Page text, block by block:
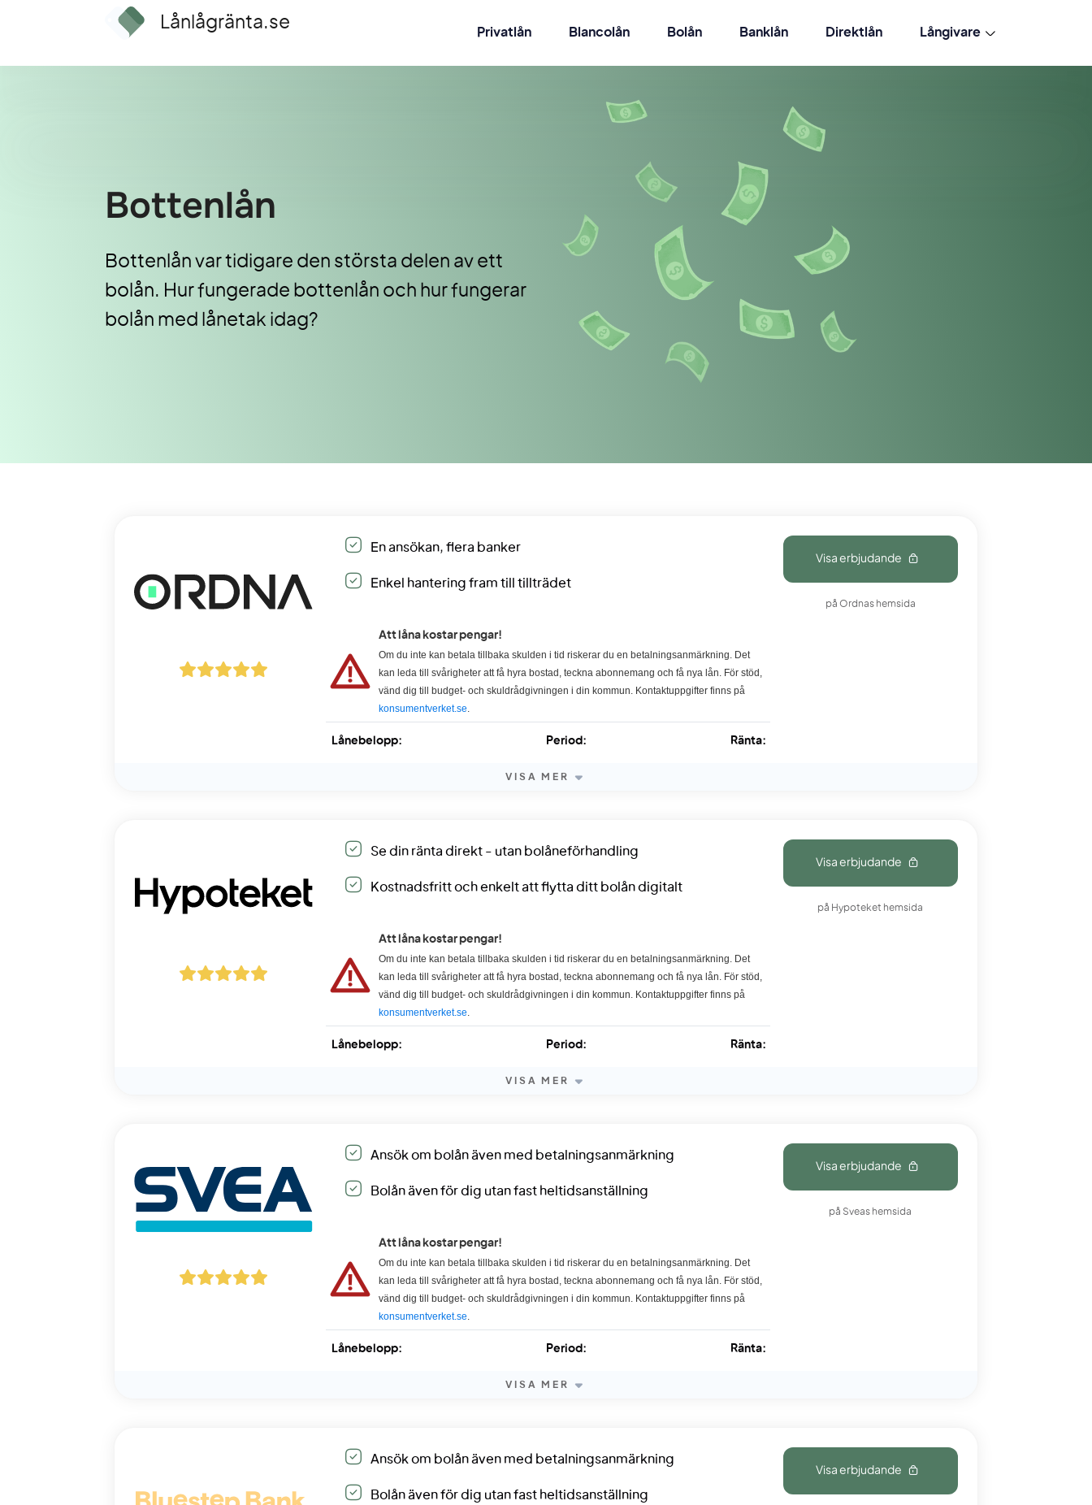
Lånlågränta.se
Privatlån Blancolån Bolån Banklån Direktlån Långivare
Bottenlån
Bottenlån var tidigare den största delen av ett
bolån. Hur fungerade bottenlån och hur fungerar
bolån med lånetak idag?
En ansökan, flera banker
Enkel hantering fram till tillträdet
Att låna kostar pengar!
Om du inte kan betala tillbaka skulden i tid riskerar du en betalningsanmärkning. Det
kan leda till svårigheter att få hyra bostad, teckna abonnemang och få nya lån. För stöd,
vänd dig till budget- och skuldrådgivningen i din kommun. Kontaktuppgifter finns på
konsumentverket.se.
Lånebelopp: Period: Ränta:
Visa erbjudande
på Ordnas hemsida
VISA MER
Se din ränta direkt - utan bolåneförhandling
Kostnadsfritt och enkelt att flytta ditt bolån digitalt
Att låna kostar pengar!
Om du inte kan betala tillbaka skulden i tid riskerar du en betalningsanmärkning. Det
kan leda till svårigheter att få hyra bostad, teckna abonnemang och få nya lån. För stöd,
vänd dig till budget- och skuldrådgivningen i din kommun. Kontaktuppgifter finns på
konsumentverket.se.
Lånebelopp: Period: Ränta:
Visa erbjudande
på Hypoteket hemsida
VISA MER
Ansök om bolån även med betalningsanmärkning
Bolån även för dig utan fast heltidsanställning
Att låna kostar pengar!
Om du inte kan betala tillbaka skulden i tid riskerar du en betalningsanmärkning. Det
kan leda till svårigheter att få hyra bostad, teckna abonnemang och få nya lån. För stöd,
vänd dig till budget- och skuldrådgivningen i din kommun. Kontaktuppgifter finns på
konsumentverket.se.
Lånebelopp: Period: Ränta:
Visa erbjudande
på Sveas hemsida
VISA MER
Ansök om bolån även med betalningsanmärkning
Bolån även för dig utan fast heltidsanställning
Visa erbjudande